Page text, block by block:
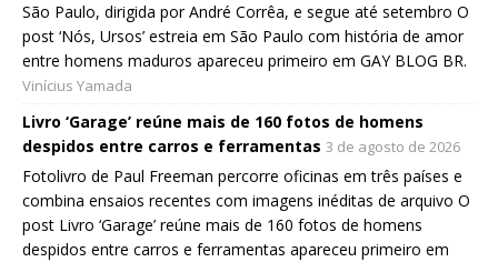
São Paulo, dirigida por André Corrêa, e segue até setembro O
post ‘Nós, Ursos’ estreia em São Paulo com história de amor
entre homens maduros apareceu primeiro em GAY BLOG BR.
Vinícius Yamada
Livro ‘Garage’ reúne mais de 160 fotos de homens
despidos entre carros e ferramentas 3 de agosto de 2026
Fotolivro de Paul Freeman percorre oficinas em três países e
combina ensaios recentes com imagens inéditas de arquivo O
post Livro ‘Garage’ reúne mais de 160 fotos de homens
despidos entre carros e ferramentas apareceu primeiro em